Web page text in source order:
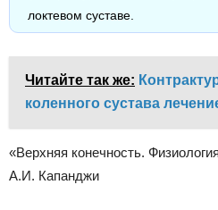
локтевом суставе.
Читайте так же:
коленного сустава
«Верхняя конечность.
А.И. Капанджи